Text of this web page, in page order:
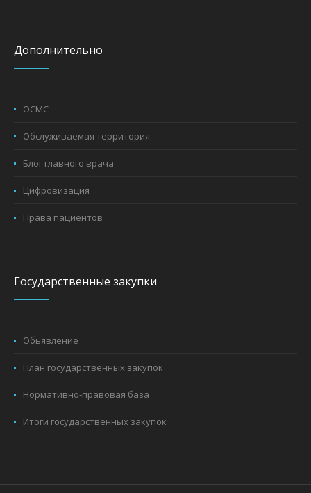
Дополнительно
ОСМС
Обслуживаемая территория
Блог главного врача
Цифровизация
Права пациентов
Государственные закупки
Обьявление
План государственных закупок
Нормативно-правовая база
Итоги государственных закупок